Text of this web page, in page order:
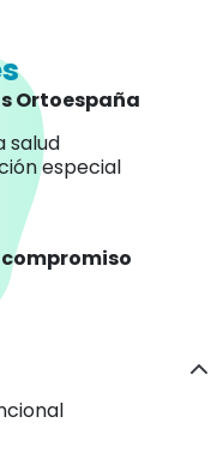
Ortoespaña
salud
especial